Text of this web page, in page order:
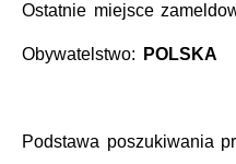
Ostatnie miejsce
Obywatelstwo: POLSKA
Podstawa poszukiwania